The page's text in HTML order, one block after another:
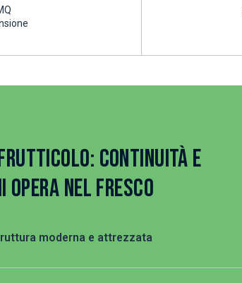
CONTINUITÀ E
OPERA NEL FRESCO
moderna e attrezzata